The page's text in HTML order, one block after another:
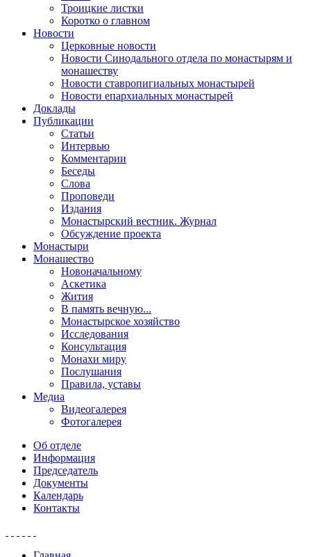
Троицкие листки
Коротко о главном
Новости
Церковные новости
Новости Синодального отдела по монастырям и
монашеству
Новости ставропигиальных монастырей
Новости епархиальных монастырей
Доклады
Публикации
Статьи
Интервью
Комментарии
Беседы
Слова
Проповеди
Издания
Монастырский вестник. Журнал
Обсуждение проекта
Монастыри
Монашество
Новоначальному
Аскетика
Жития
В память вечную...
Монастырское хозяйство
Исследования
Консультация
Монахи миру
Послушания
Правила, уставы
Медиа
Видеогалерея
Фотогалерея
Об отделе
Информация
Председатель
Документы
Календарь
Контакты